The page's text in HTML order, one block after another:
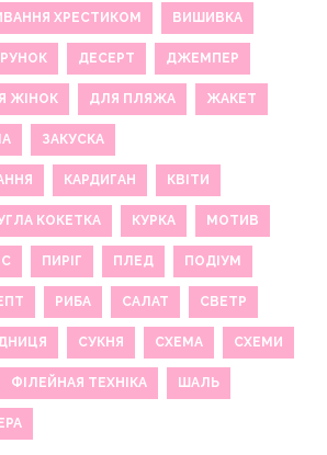
ХРЕСТИКОМ ВИШИВКА
ДЕСЕРТ ДЖЕМПЕР
ЖІНОК ДЛЯ ПЛЯЖА ЖАКЕТ
ЗАКУСКА
КАРДИГАН КВІТИ
КОКЕТКА КУРКА МОТИВ
ПИРІГ ПЛЕД ПОДІУМ
РИБА САЛАТ СВЕТР
СУКНЯ СХЕМА СХЕМИ
ФІЛЕЙНАЯ ТЕХНІКА ШАЛЬ